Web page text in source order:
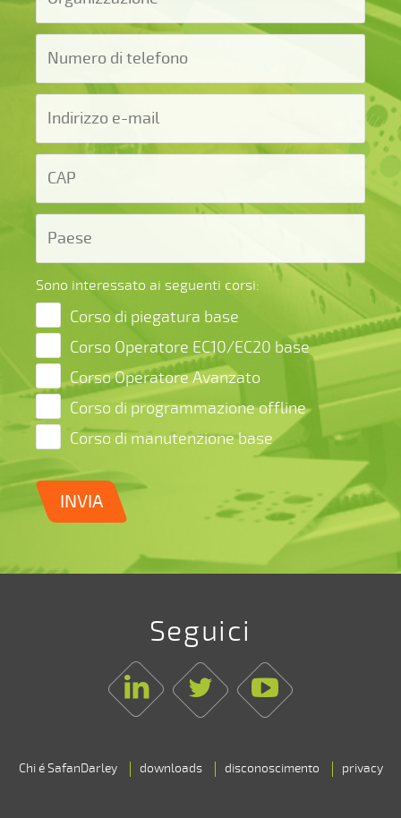
Sono interessato ai seguenti corsi:
Corso di piegatura base
Corso Operatore EC10/EC20 base
Corso Operatore Avanzato
Corso di programmazione offline
Corso di manutenzione base
INVIA
Seguici
LinkedinTwitterYoutube
Chi é SafanDarley downloads disconoscimento privacy